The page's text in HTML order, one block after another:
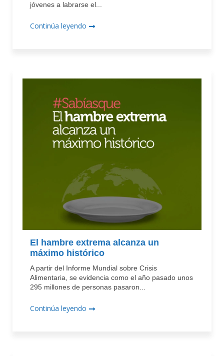
jóvenes a labrarse el...
Continúa leyendo
El hambre extrema alcanza un
máximo histórico
A partir del Informe Mundial sobre Crisis
Alimentaria, se evidencia como el año pasado unos
295 millones de personas pasaron...
Continúa leyendo